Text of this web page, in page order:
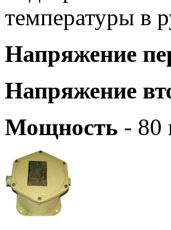
температуры в
Напряжение
Напряжение
Мощность - 80